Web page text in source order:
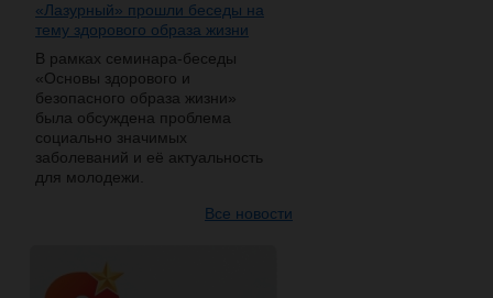
«Лазурный» прошли беседы на
тему здорового образа жизни
В рамках семинара-беседы
«Основы здорового и
безопасного образа жизни»
была обсуждена проблема
социально значимых
заболеваний и её актуальность
для молодежи.
Все новости